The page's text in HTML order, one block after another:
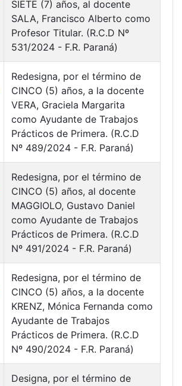
SIETE (7) años, al docente
SALA, Francisco Alberto como
Profesor Titular. (R.C.D Nº
531/2024 - F.R. Paraná)
Redesigna, por el término de
CINCO (5) años, a la docente
VERA, Graciela Margarita
como Ayudante de Trabajos
Prácticos de Primera. (R.C.D
Nº 489/2024 - F.R. Paraná)
Redesigna, por el término de
CINCO (5) años, al docente
MAGGIOLO, Gustavo Daniel
como Ayudante de Trabajos
Prácticos de Primera. (R.C.D
Nº 491/2024 - F.R. Paraná)
Redesigna, por el término de
CINCO (5) años, a la docente
KRENZ, Mónica Fernanda como
Ayudante de Trabajos
Prácticos de Primera. (R.C.D
Nº 490/2024 - F.R. Paraná)
Designa, por el término de